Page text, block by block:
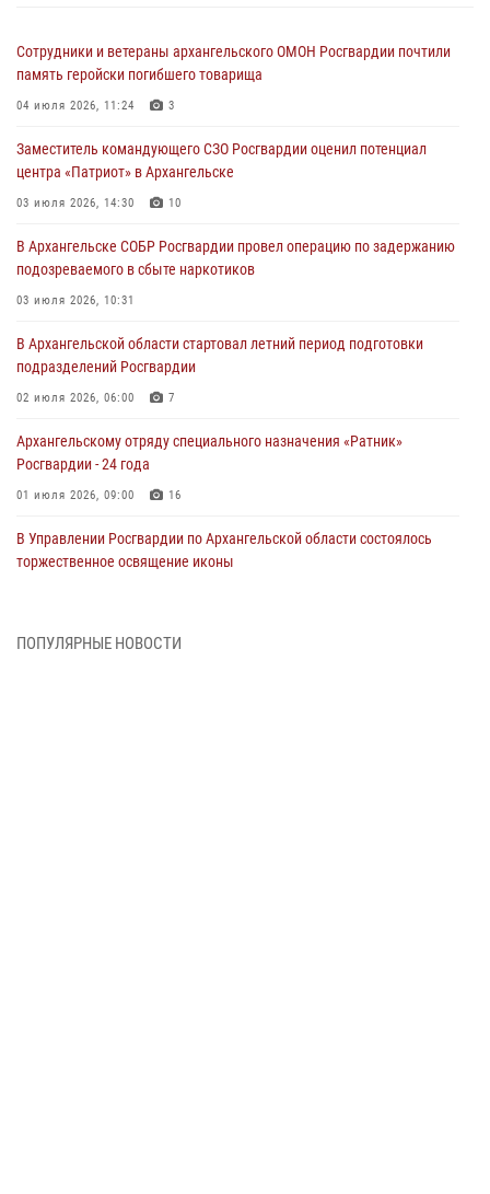
Сотрудники и ветераны архангельского ОМОН Росгвардии почтили
память геройски погибшего товарища
04 июля 2026, 11:24 3
Заместитель командующего СЗО Росгвардии оценил потенциал
центра «Патриот» в Архангельске
03 июля 2026, 14:30 10
В Архангельске СОБР Росгвардии провел операцию по задержанию
подозреваемого в сбыте наркотиков
03 июля 2026, 10:31
В Архангельской области стартовал летний период подготовки
подразделений Росгвардии
02 июля 2026, 06:00 7
Архангельскому отряду специального назначения «Ратник»
Росгвардии - 24 года
01 июля 2026, 09:00 16
В Управлении Росгвардии по Архангельской области состоялось
торжественное освящение иконы
Военнослужащие по призыву из Архангельской области приняли
ПОПУЛЯРНЫЕ НОВОСТИ